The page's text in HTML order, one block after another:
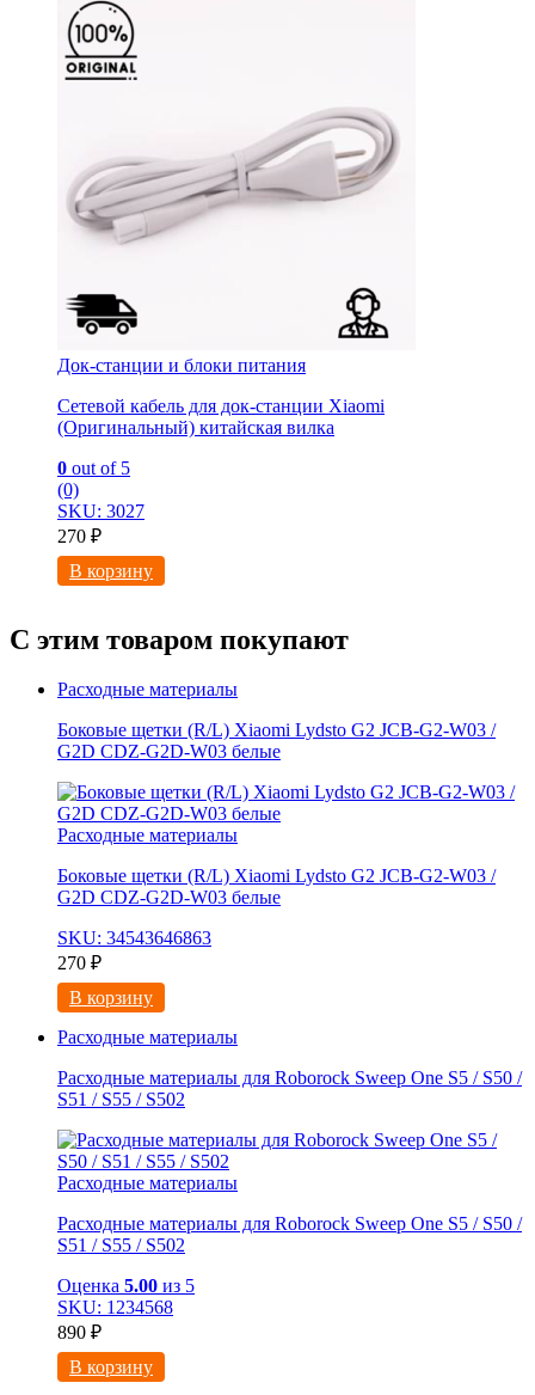
Док-станции и блоки питания
Сетевой кабель для док-станции Xiaomi
(Оригинальный) китайская вилка
0 out of 5
(0)
SKU: 3027
270 ₽
В корзину
С этим товаром покупают
Расходные материалы
Боковые щетки (R/L) Xiaomi Lydsto G2 JCB-G2-W03 /
G2D CDZ-G2D-W03 белые
Расходные материалы
Боковые щетки (R/L) Xiaomi Lydsto G2 JCB-G2-W03 /
G2D CDZ-G2D-W03 белые
SKU: 34543646863
270 ₽
В корзину
Расходные материалы
Расходные материалы для Roborock Sweep One S5 / S50 /
S51 / S55 / S502
Расходные материалы
Расходные материалы для Roborock Sweep One S5 / S50 /
S51 / S55 / S502
Оценка 5.00 из 5
SKU: 1234568
890 ₽
В корзину